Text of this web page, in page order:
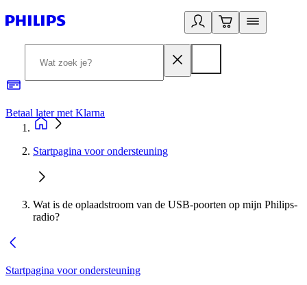
Betaal later met Klarna
Startpagina voor ondersteuning
Wat is de oplaadstroom van de USB-poorten op mijn Philips-
radio?
Startpagina voor ondersteuning